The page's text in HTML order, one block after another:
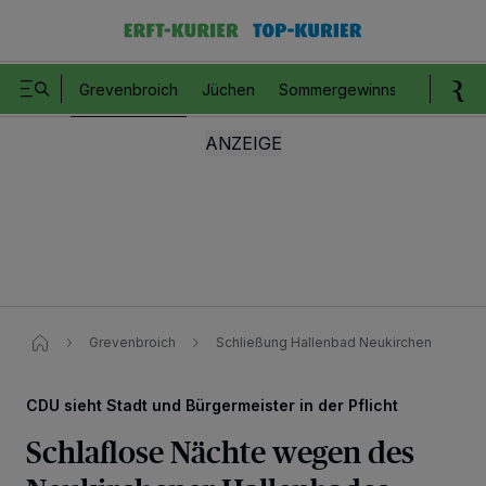
Grevenbroich Jüchen Sommergewinnspiel
Grevenbroich Schließung Hallenbad Neukirchen
CDU sieht Stadt und Bürgermeister in der Pflicht
Schlaflose Nächte wegen des